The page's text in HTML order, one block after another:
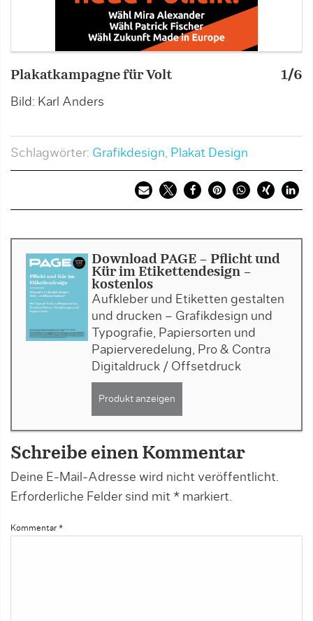
Plakatkampagne für Volt
Bild: Karl Anders
1/6
Schlagwörter: Grafikdesign, Plakat Design
Download PAGE - Pflicht und
Kür im Etikettendesign -
kostenlos
Aufkleber und Etiketten gestalten
und drucken – Grafikdesign und
Typografie, Papiersorten und
Papierveredelung, Pro & Contra
Digitaldruck / Offsetdruck
Produkt anzeigen
Schreibe einen Kommentar
Deine E-Mail-Adresse wird nicht veröffentlicht.
Erforderliche Felder sind mit * markiert.
Kommentar *